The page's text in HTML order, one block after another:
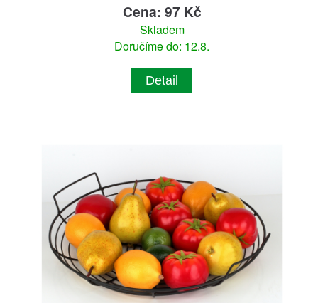
Cena: 97 Kč
Skladem
Doručíme do: 12.8.
Detail